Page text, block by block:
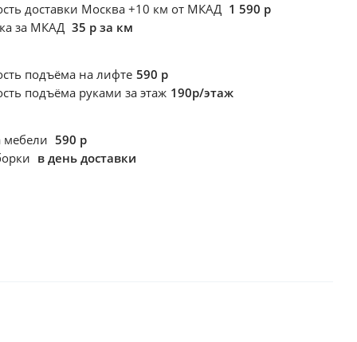
доставки Москва +10 км от МКАД 1 590 р
за МКАД 35 р за км
подъёма на лифте 590 р
подъёма руками за этаж 190р/этаж
мебели 590 р
в день доставки